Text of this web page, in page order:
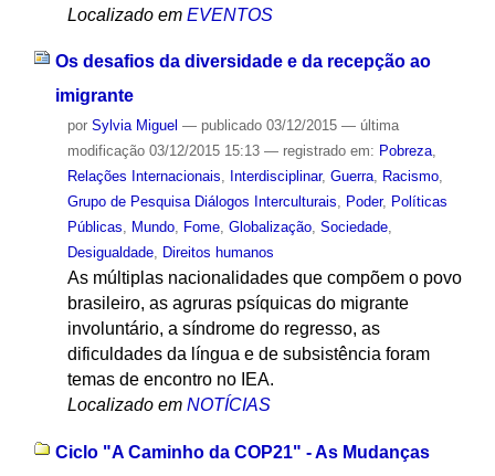
Localizado em EVENTOS
Os desafios da diversidade e da recepção ao
imigrante
por Sylvia Miguel — publicado03/12/2015 — última
modificação03/12/2015 15:13 — registrado em: Pobreza,
Relações Internacionais, Interdisciplinar, Guerra, Racismo,
Grupo de Pesquisa Diálogos Interculturais, Poder, Políticas
Públicas, Mundo, Fome, Globalização, Sociedade,
Desigualdade, Direitos humanos
As múltiplas nacionalidades que compõem o povo
brasileiro, as agruras psíquicas do migrante
involuntário, a síndrome do regresso, as
dificuldades da língua e de subsistência foram
temas de encontro no IEA.
Localizado em NOTÍCIAS
Ciclo "A Caminho da COP21" - As Mudanças